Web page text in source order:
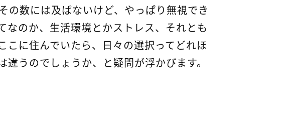
の数には及ばないけど、やっぱり無視でき
なのか、生活環境とかストレス、それとも
こに住んでいたら、日々の選択ってどれほ
うのでしょうか、と疑問が浮かびます。